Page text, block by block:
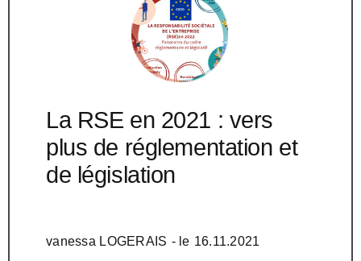
La RSE en 2021 : vers
plus de réglementation et
de législation
vanessa LOGERAIS - le 16.11.2021